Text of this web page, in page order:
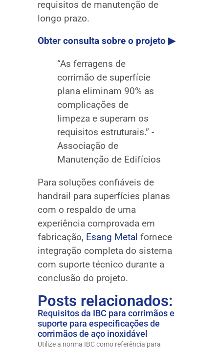
requisitos de manutenção de
longo prazo.
Obter consulta sobre o projeto ▶
“As ferragens de
corrimão de superfície
plana eliminam 90% as
complicações de
limpeza e superam os
requisitos estruturais.” -
Associação de
Manutenção de Edifícios
Para soluções confiáveis de
handrail para superfícies planas
com o respaldo de uma
experiência comprovada em
fabricação, Esang Metal fornece
integração completa do sistema
com suporte técnico durante a
conclusão do projeto.
Posts relacionados:
Requisitos da IBC para corrimãos e
suporte para especificações de
corrimãos de aço inoxidável
Utilize a norma IBC como referência para